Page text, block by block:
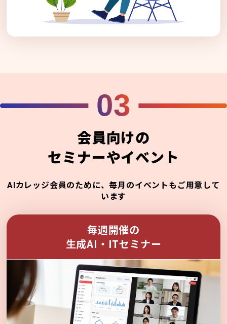
03
会員向けの
セミナーやイベント
AIカレッジ会員のために、毎月のイベントもご用意して
います
毎週開催の
生成AI・ITセミナー